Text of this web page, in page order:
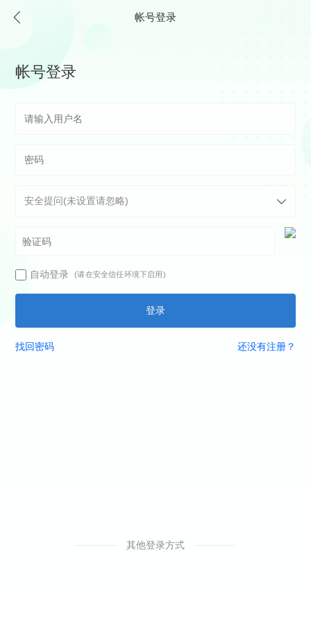
帐号登录
帐号登录
自动登录 (请在安全信任环境下启用)
登录
找回密码 还没有注册？
其他登录方式